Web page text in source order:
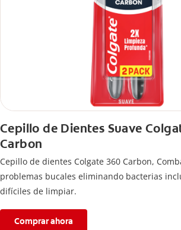
Cepillo de Dientes Suave
Carbon
Cepillo de dientes Colgate 360 ​​Carbon,
problemas bucales eliminando bacterias
difíciles de limpiar.
Comprar ahora